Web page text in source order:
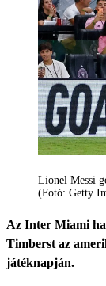
Lionel Messi
(Fotó: Getty
Az Inter Miami
Timberst az
játéknapján.